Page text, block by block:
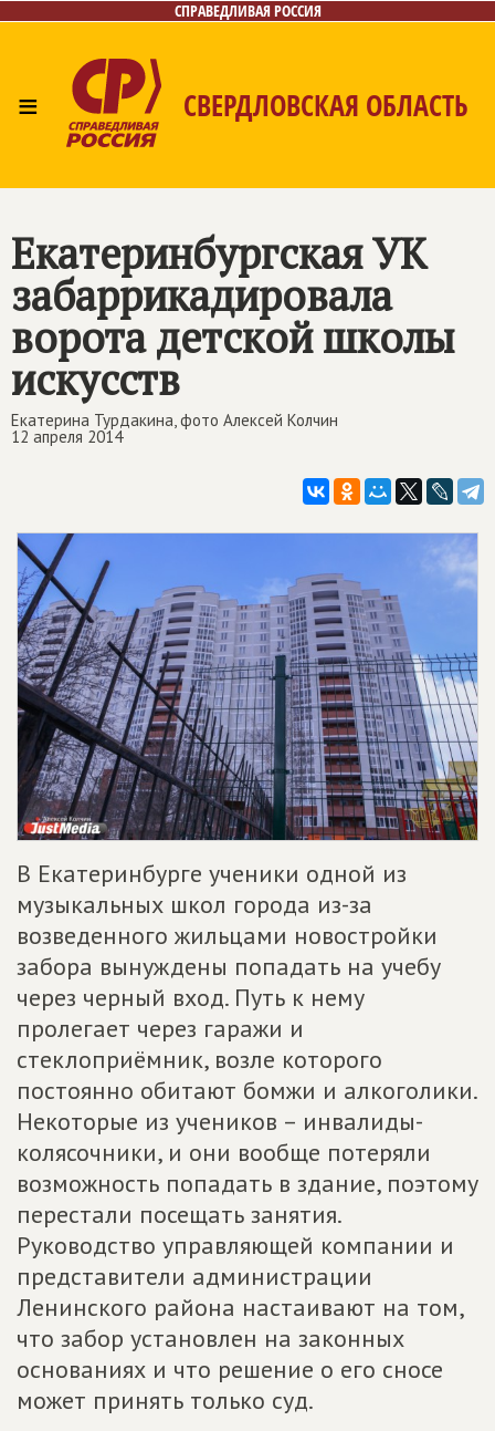
СПРАВЕДЛИВАЯ РОССИЯ
≡ СВЕРДЛОВСКАЯ ОБЛАСТЬ
Контакты
Екатеринбургская УК
забаррикадировала
ворота детской школы
искусств
Екатерина Турдакина, фото Алексей Колчин
12 апреля 2014
В Екатеринбурге ученики одной из
музыкальных школ города из-за
возведенного жильцами новостройки
забора вынуждены попадать на учебу
через черный вход. Путь к нему
пролегает через гаражи и
стеклоприёмник, возле которого
постоянно обитают бомжи и алкоголики.
Некоторые из учеников – инвалиды-
колясочники, и они вообще потеряли
возможность попадать в здание, поэтому
перестали посещать занятия.
Руководство управляющей компании и
представители администрации
Ленинского района настаивают на том,
что забор установлен на законных
основаниях и что решение о его сносе
может принять только суд.